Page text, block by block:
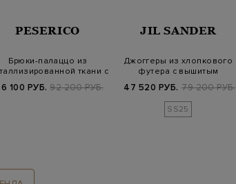
PESERICO
Брюки-палаццо из
ткани с
100 РУБ. 92 200 РУБ.
JIL SANDER
Джоггеры из хлопкового
футера с вышитым
47 520 РУБ. 79 200 РУБ.
SS25